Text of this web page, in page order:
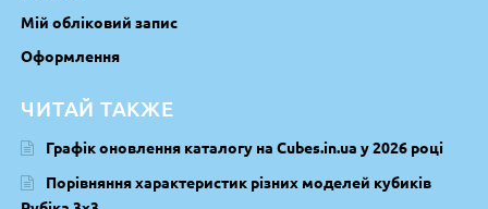
Мій обліковий запис
Оформлення
ЧИТАЙ ТАКЖЕ
Графік оновлення каталогу на Cubes.in.ua у 2026 році
Порівняння характеристик різних моделей кубиків